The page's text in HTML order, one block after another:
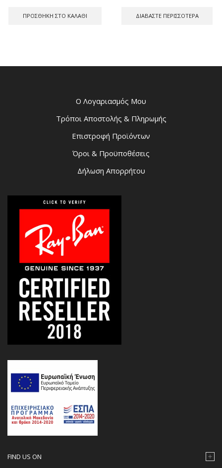
ΠΡΟΣΘΉΚΗ ΣΤΟ ΚΑΛΆΘΙ ΔΙΑΒΆΣΤΕ ΠΕΡΙΣΣΌΤΕΡΑ
Ο Λογαριασμός Μου
Τρόποι Αποστολής & Πληρωμής
Επιστροφή Προϊόντων
Όροι & Προϋποθέσεις
Δήλωση Απορρήτου
FIND US ON